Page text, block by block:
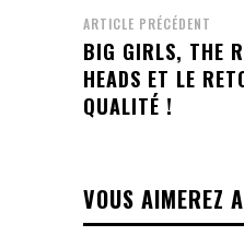
ARTICLE PRÉCÉDENT
BIG GIRLS, THE
HEADS ET LE
QUALITÉ !
VOUS AIMEREZ